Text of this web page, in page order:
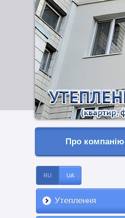
Про компанію
RU UA
Утеплення